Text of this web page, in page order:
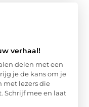
verhaal!
delen met een
je de kans om je
met lezers die
Schrijf mee en laat